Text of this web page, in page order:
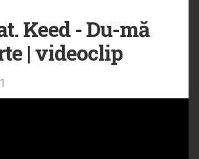
Keed - Du-mă
| videoclip